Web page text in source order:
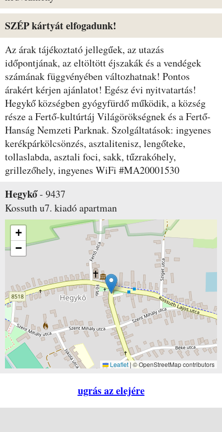
SZÉP kártyát elfogadunk!
Az árak tájékoztató jellegűek, az utazás
időpontjának, az eltöltött éjszakák és a vendégek
számának függvényében változhatnak! Pontos
árakért kérjen ajánlatot! Egész évi nyitvatartás!
Hegykő községben gyógyfürdő működik, a község
része a Fertő-kultúrtáj Világörökségnek és a Fertő-
Hanság Nemzeti Parknak. Szolgáltatások: ingyenes
kerékpárkölcsönzés, asztalitenisz, lengőteke,
tollaslabda, asztali foci, sakk, tűzrakóhely,
grillezőhely, ingyenes WiFi #MA20001530
Hegykő- 9437
Kossuth u7. kiadó apartman
+
−
Leaflet|© OpenStreetMap contributors
ugrás az elejére